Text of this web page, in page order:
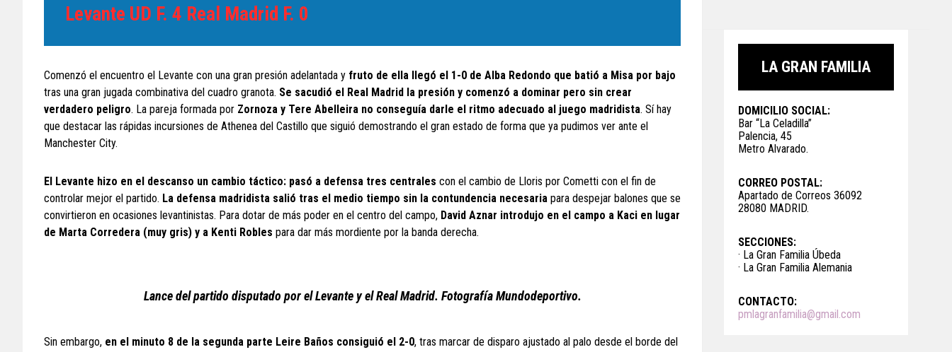
Levante UD F. 4 Real Madrid F. 0
Comenzó el encuentro el Levante con una gran presión adelantada y fruto de ella llegó el 1-0 de Alba Redondo que batió a Misa por bajo
tras una gran jugada combinativa del cuadro granota. Se sacudió el Real Madrid la presión y comenzó a dominar pero sin crear
verdadero peligro. La pareja formada por Zornoza y Tere Abelleira no conseguía darle el ritmo adecuado al juego madridista. Sí hay
que destacar las rápidas incursiones de Athenea del Castillo que siguió demostrando el gran estado de forma que ya pudimos ver ante el
Manchester City.
El Levante hizo en el descanso un cambio táctico: pasó a defensa tres centrales con el cambio de Lloris por Cometti con el fin de
controlar mejor el partido. La defensa madridista salió tras el medio tiempo sin la contundencia necesaria para despejar balones que se
convirtieron en ocasiones levantinistas. Para dotar de más poder en el centro del campo, David Aznar introdujo en el campo a Kaci en lugar
de Marta Corredera (muy gris) y a Kenti Robles para dar más mordiente por la banda derecha.
Lance del partido disputado por el Levante y el Real Madrid. Fotografía Mundodeportivo.
Sin embargo, en el minuto 8 de la segunda parte Leire Baños consiguió el 2-0, tras marcar de disparo ajustado al palo desde el borde del
LA GRAN FAMILIA
DOMICILIO SOCIAL:
Bar “La Celadilla”
Palencia, 45
Metro Alvarado.
CORREO POSTAL:
Apartado de Correos 36092
28080 MADRID.
SECCIONES:
· La Gran Familia Úbeda
· La Gran Familia Alemania
CONTACTO:
pmlagranfamilia@gmail.com